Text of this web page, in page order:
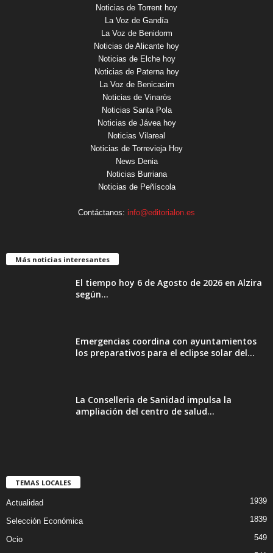
Noticias de Torrent hoy
La Voz de Gandía
La Voz de Benidorm
Noticias de Alicante hoy
Noticias de Elche hoy
Noticias de Paterna hoy
La Voz de Benicasim
Noticias de Vinaròs
Noticias Santa Pola
Noticias de Jávea hoy
Noticias Vilareal
Noticias de Torrevieja Hoy
News Denia
Noticias Burriana
Noticias de Peñíscola
Contáctanos: info@editorialon.es
Más noticias interesantes
El tiempo hoy 6 de Agosto de 2026 en Alzira
según...
Emergencias coordina con ayuntamientos
los preparativos para el eclipse solar del...
La Conselleria de Sanidad impulsa la
ampliación del centro de salud...
TEMAS LOCALES
Actualidad 1939
Selección Económica 1839
Ocio
549